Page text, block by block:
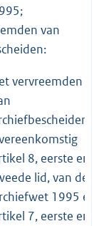
van
vervreemden
8, eerste en
lid, van de
1995 en
7, eerste en